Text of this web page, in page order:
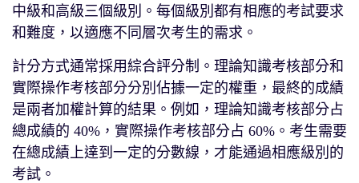
中級和高級三個級別。每個級別都有相應的考試要求
和難度，以適應不同層次考生的需求。
計分方式通常採用綜合評分制。理論知識考核部分和
實際操作考核部分分別佔據一定的權重，最終的成績
是兩者加權計算的結果。例如，理論知識考核部分占
總成績的 40%，實際操作考核部分占 60%。考生需要
在總成績上達到一定的分數線，才能通過相應級別的
考試。